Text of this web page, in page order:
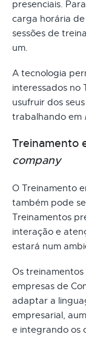
presenciais.
carga horária de
sessões de
um.
A tecnologia
interessados no
usufruir dos
trabalhando em
Treinamento
company
O Treinamento
também pode
Treinamentos
interação e
estará num
Os treinamentos
empresas de
adaptar a
empresarial,
e integrando os